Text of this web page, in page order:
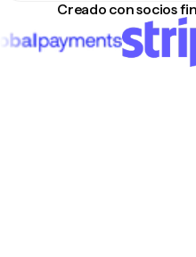
Creado con socios